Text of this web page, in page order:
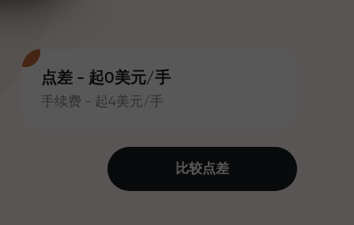
点差 - 起0美元/手
手续费 - 起4美元/手
比较点差